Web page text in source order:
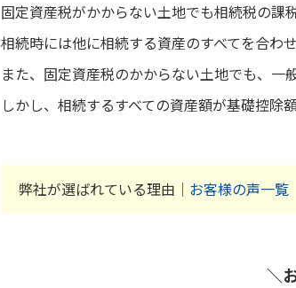
固定資産税がかからない土地でも相続税の課
相続時には他に相続する資産のすべてを合わ
また、固定資産税のかからない土地でも、一
しかし、相続するすべての資産額が基礎控除
弊社が選ばれている理由｜ お客様の声一覧
＼